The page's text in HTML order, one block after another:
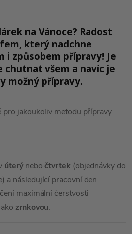
na Vánoce? Radost
který nadchne
i způsobem přípravy! Je
chutnat všem a navíc je
možný přípravy.
pro jakoukoliv metodu přípravy
úterý nebo čtvrtek (objednávky do
a následující pracovní den
maximální čerstvosti
zrnkovou.